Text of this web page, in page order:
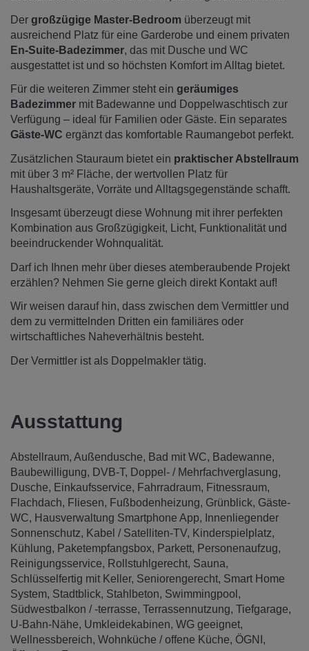
Der großzügige Master-Bedroom überzeugt mit
ausreichend Platz für eine Garderobe und einem privaten
En-Suite-Badezimmer, das mit Dusche und WC
ausgestattet ist und so höchsten Komfort im Alltag bietet.
Für die weiteren Zimmer steht ein geräumiges
Badezimmer mit Badewanne und Doppelwaschtisch zur
Verfügung – ideal für Familien oder Gäste. Ein separates
Gäste-WC ergänzt das komfortable Raumangebot perfekt.
Zusätzlichen Stauraum bietet ein praktischer Abstellraum
mit über 3 m² Fläche, der wertvollen Platz für
Haushaltsgeräte, Vorräte und Alltagsgegenstände schafft.
Insgesamt überzeugt diese Wohnung mit ihrer perfekten
Kombination aus Großzügigkeit, Licht, Funktionalität und
beeindruckender Wohnqualität.
Darf ich Ihnen mehr über dieses atemberaubende Projekt
erzählen? Nehmen Sie gerne gleich direkt Kontakt auf!
Wir weisen darauf hin, dass zwischen dem Vermittler und
dem zu vermittelnden Dritten ein familiäres oder
wirtschaftliches Naheverhältnis besteht.
Der Vermittler ist als Doppelmakler tätig.
Ausstattung
Abstellraum Außendusche Bad mit WC
Badewanne
Baubewilligung
DVB-T
Doppel- / Mehrfachverglasung
Dusche
Einkaufsservice Fahrradraum
Fitnessraum
Flachdach
Fliesen Fußbodenheizung Grünblick Gäste-
WC
Hausverwaltung Smartphone App
Innenliegender
Sonnenschutz
Kabel / Satelliten-TV
Kinderspielplatz
Kühlung
Paketempfangsbox Parkett
Personenaufzug
Reinigungsservice
Rollstuhlgerecht Sauna
Schlüsselfertig mit Keller Seniorengerecht Smart Home
System Stadtblick Stahlbeton Swimmingpool
Südwestbalkon / -terrasse Terrassennutzung Tiefgarage
U-Bahn-Nähe Umkleidekabinen WG geeignet
Wellnessbereich Wohnküche / offene Küche ÖGNI